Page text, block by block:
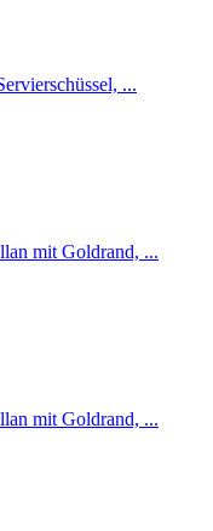
...
mit Goldrand, ...
mit Goldrand, ...